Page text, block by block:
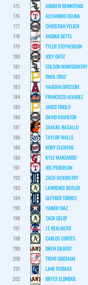
175
ANDREW BENINTENDI
176
ALEJANDRO OSUNA
177
CHRISTIAN YELICH
178
MOOKIE BETTS
179
TYLER STEPHENSON
180
JOEY ORTIZ
181
COLSON MONTGOMERY
182
ONEIL CRUZ
183
VAUGHN GRISSOM
184
FRANCISCO ALVAREZ
185
JARED TRIOLO
186
DAVID HAMILTON
187
SAMUEL BASALLO
188
TAYLOR WALLS
189
KODY CLEMENS
190
KYLE MANZARDO
191
JOC PEDERSON
192
ZACH MCKINSTRY
193
LAWRENCE BUTLER
194
GLEYBER TORRES
195
YAINER DIAZ
196
ZACK GELOF
197
J.T. REALMUTO
198
CARLOS CORTES
199
DREW GILBERT
200
TRENT GRISHAM
201
LANE THOMAS
202
BRYCE ELDRIDGE